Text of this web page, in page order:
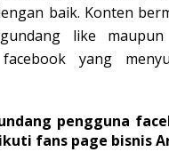
baik. Konten
like
yang
pengguna
fans page bisnis